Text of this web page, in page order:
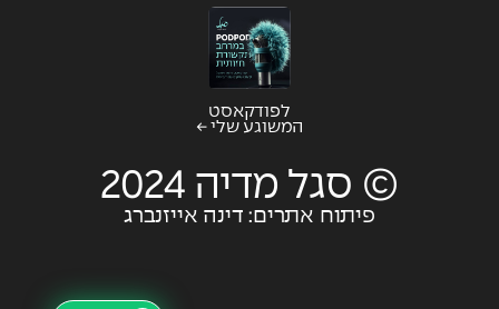
לפודקאסט
המשוגע שלי ←
© סגל מדיה 2024
פיתוח אתרים: דינה אייזנברג